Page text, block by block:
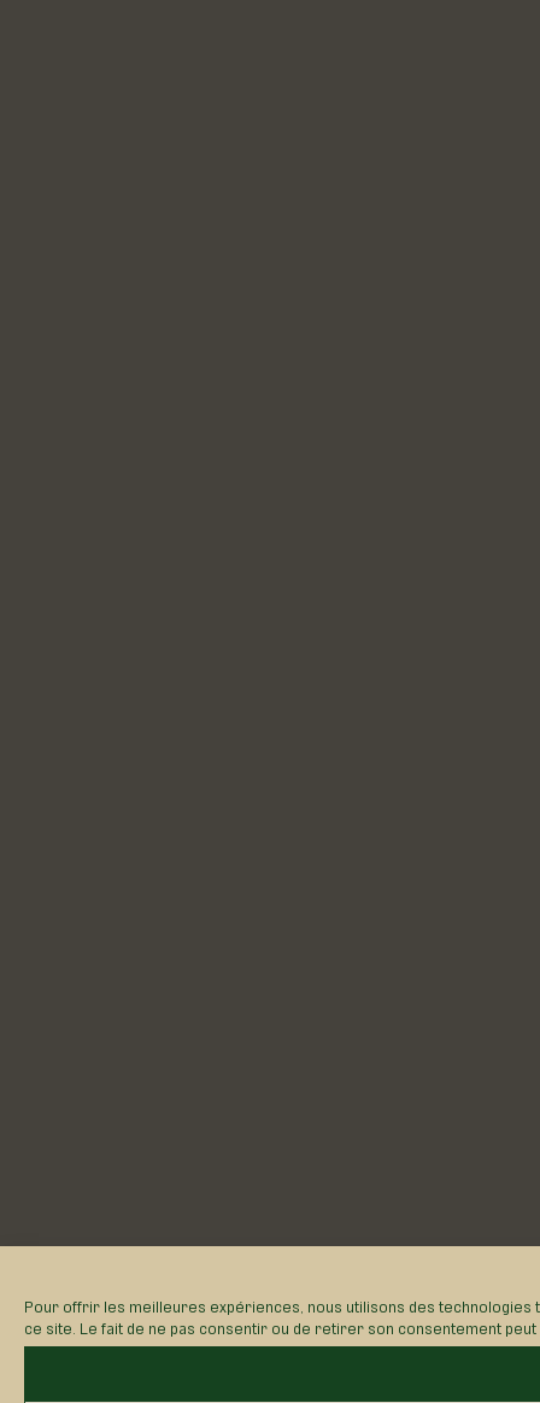
Pour offrir les meilleures expériences, nous utilisons des
ce site. Le fait de ne pas consentir ou de retirer son consentement